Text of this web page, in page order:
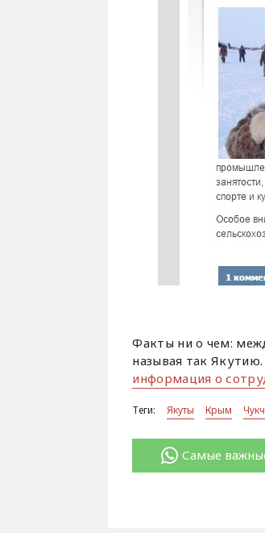
Факты ни о чем:
называя так
информация о
Теги: Якуты Крым
Самые